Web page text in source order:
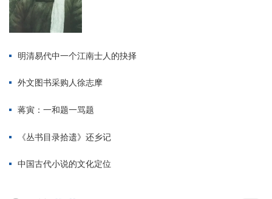
明清易代中一个江南士人的抉择
外文图书采购人徐志摩
蒋寅：一和题一骂题
《丛书目录拾遗》还乡记
中国古代小说的文化定位